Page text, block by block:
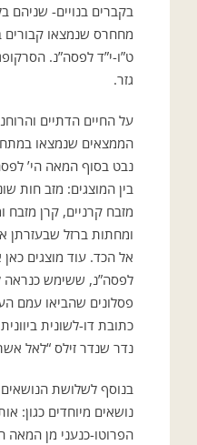
בקברים בנויים- שניהם
מחחרס שנמצאו קבורים
ט”ו-י”ד לפסה”נ.
גזר.
על החיים הדתיים
הממצאים שנמצאו
נבט בסוף המאה הי’
בין המוצגים: מזב חות
מזבח קרניים, קרן מזבח
ומחתות ברזל שבעזרתן
אל הכד. עוד מוצגים
לפסה”נ, ששימש כנראה
פסלונים שהביאו עמם
כתובת דו-לשונית
נדר שנדר זילס “לאל
בנוסף לשלושת הנושאים
נושאים מיוחדים כגון:
הפרוטו-כנעני מן המאה